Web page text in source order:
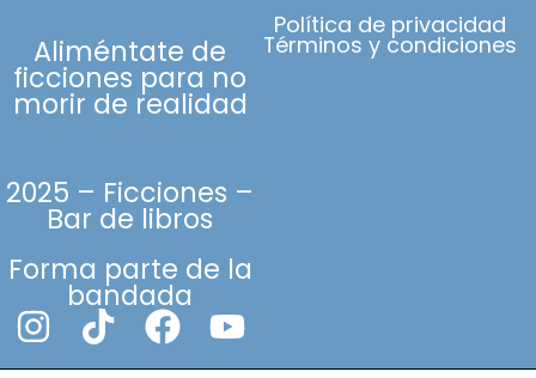
Aliméntate de
ficciones para no
morir de realidad
2025 – Ficciones –
Bar de libros
Forma parte de la
bandada
Política de privacidad
Términos y condiciones